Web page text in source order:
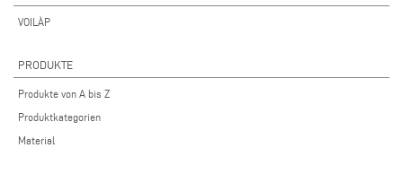
VOILÀP
PRODUKTE
Produkte von A bis Z
Produktkategorien
Material